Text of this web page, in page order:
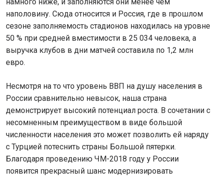
наполовину. Сюда относится и Россия, где в прошлом
сезоне заполняемость стадионов находилась на уровне
50 % при средней вместимости в 25 034 человека, а
выручка клубов в дни матчей составила по 1,2 млн
евро.
Несмотря на то что уровень ВВП на душу населения в
России сравнительно невысок, наша страна
демонстрирует высокий потенциал роста. В сочетании с
несомненным преимуществом в виде большой
численности населения это может позволить ей наряду
с Турцией потеснить страны Большой пятерки.
Благодаря проведению ЧМ-2018 году у России
появится прекрасный шанс модернизировать